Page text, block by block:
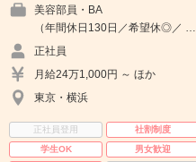
美容部員・BA
（年間休日130日／希望休◎／ …
正社員
月給24万1,000円 ～ ほか
東京・横浜
正社員登用 社割制度
学生OK
男女歓迎